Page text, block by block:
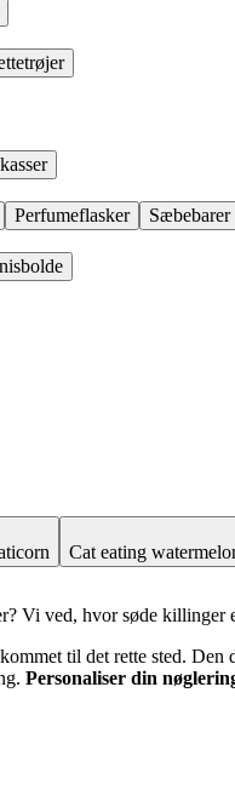
Perfumeflasker
Sæbebarer
Cat eating
Vi ved, hvor søde
til det rette sted.
Personaliser din